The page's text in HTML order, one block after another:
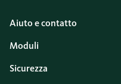
Aiuto e contatto
Moduli
Sicurezza